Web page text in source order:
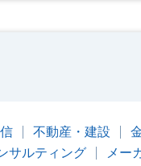
不動産・建設
サルティング
メー